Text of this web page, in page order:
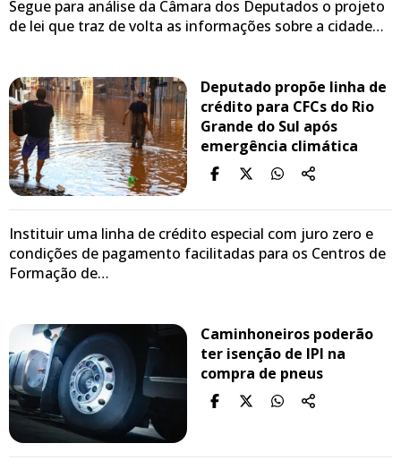
Segue para análise da Câmara dos Deputados o projeto
de lei que traz de volta as informações sobre a cidade…
Deputado propõe linha de
crédito para CFCs do Rio
Grande do Sul após
emergência climática
Instituir uma linha de crédito especial com juro zero e
condições de pagamento facilitadas para os Centros de
Formação de…
Caminhoneiros poderão
ter isenção de IPI na
compra de pneus